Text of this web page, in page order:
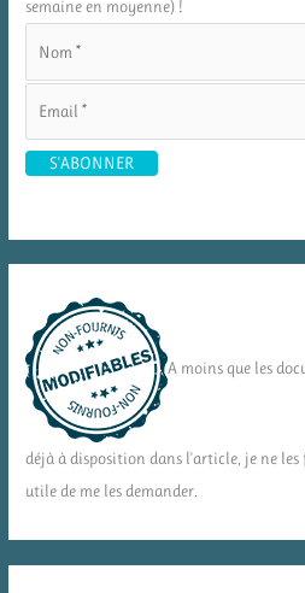
semaine en moyenne) !
A moins que les
déjà à disposition dans l'article, je ne
utile de me les demander.